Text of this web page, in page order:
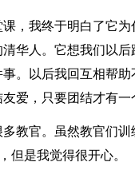
，我终于明白了它
华人。它想我们以
。以后我回互相帮
爱，只要团结才有一
教官。虽然教官们
但是我觉得很开心。